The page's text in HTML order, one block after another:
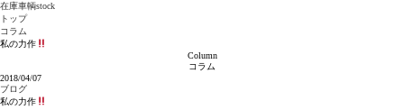
在庫車輌stock
トップ
コラム
私の力作
Column
コラム
2018/04/07
ブログ
私の力作